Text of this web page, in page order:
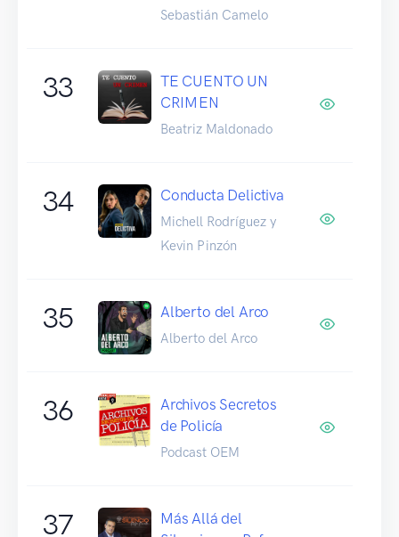
Sebastián Camelo
33
TE CUENTO UN
CRIMEN
Beatriz Maldonado
34 Conducta Delictiva
Michell Rodríguez y
Kevin Pinzón
35 Alberto del Arco
Alberto del Arco
36
Archivos Secretos
de Policía
Podcast OEM
37
Más Allá del